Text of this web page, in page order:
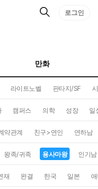
검
로그인
만화
라이트노벨 판타지/SF
캠퍼스 의학 성장 일
약관계 친구>연인 연하남
왕족/귀족 용사마왕 인기남
재 완결 한국 일본